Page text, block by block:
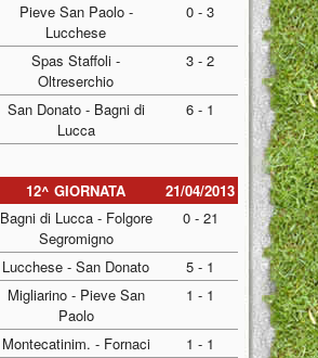
Pieve San Paolo -
Lucchese
0 - 3
Spas Staffoli -
Oltreserchio
3 - 2
San Donato - Bagni di
Lucca
6 - 1
12^ GIORNATA
21/04/2013
Bagni di Lucca - Folgore
Segromigno
0 - 21
Lucchese - San Donato
5 - 1
Migliarino - Pieve San
Paolo
1 - 1
Montecatinim. - Fornaci
1 - 1